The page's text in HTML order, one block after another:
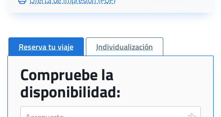
Reserva tu viaje Individualización
Compruebe la
disponibilidad: